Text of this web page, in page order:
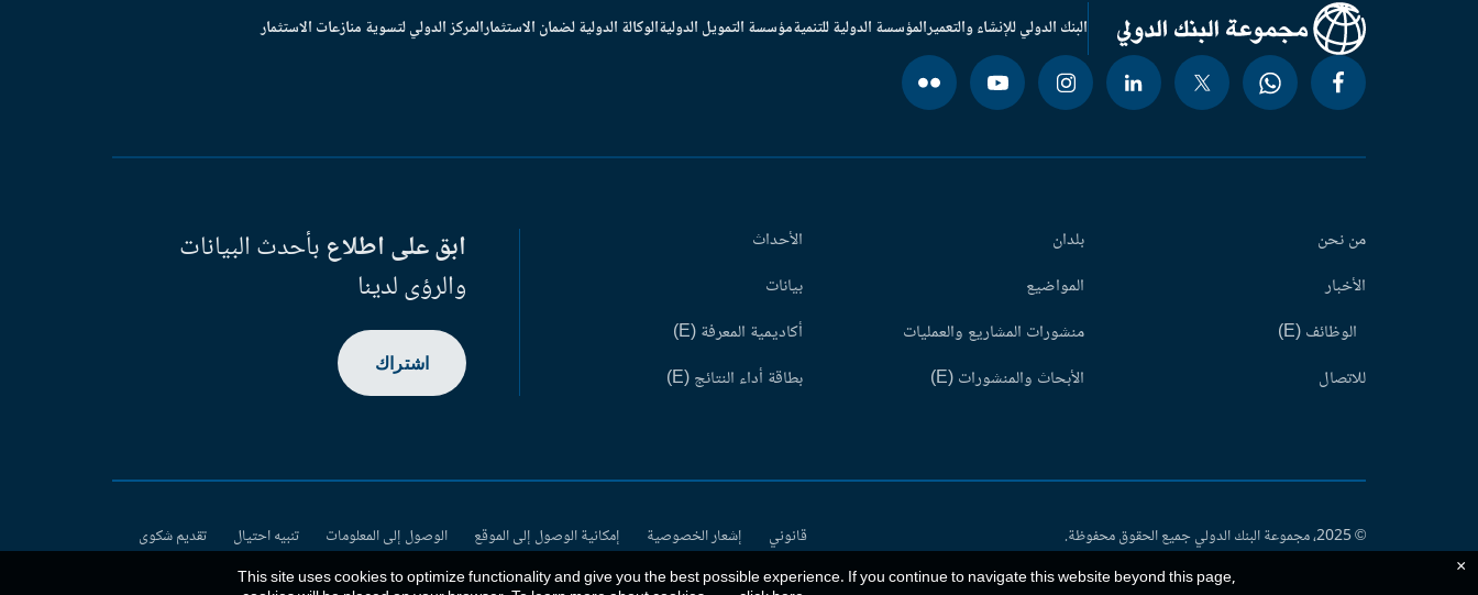
البنك الدولي للإنشاء والتعميرالمؤسسة الدولية للتنميةمؤسسة التمويل الدوليةالوكالة الدولية لضمان الاستثمارالمركز الدولي لتسوية منازعات الاستثمار
من نحن
الأخبار
الوظائف (E)
للاتصال
بلدان
المواضيع
منشورات المشاريع والعمليات
الأبحاث والمنشورات (E)
الأحداث
بيانات
أكاديمية المعرفة (E)
بطاقة أداء النتائج (E)
ابق على اطلاعبأحدث البيانات
والرؤى لدينا
اشتراك
© 2025، مجموعة البنك الدولي جميع الحقوق محفوظة. قانوني إشعار الخصوصية إمكانية الوصول إلى الموقع الوصول إلى المعلومات تنبيه احتيال
تقديم شكوى
This site uses cookies to optimize functionality and give you the best possible experience. If you continue to navigate this website beyond this page,
×